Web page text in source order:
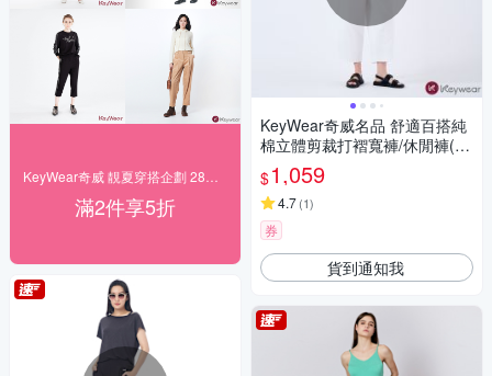
滿2件享5折
KeyWear奇威名品 舒適百搭純
棉立體剪裁打褶寬褲/休閒褲(共
3色)-白色
$1,059
4.7(1)
券
貨到通知我